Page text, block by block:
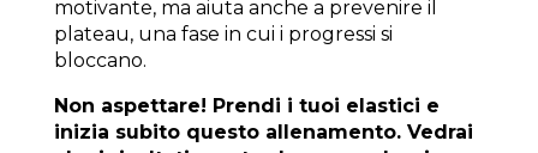
motivante, ma aiuta anche a prevenire il
plateau, una fase in cui i progressi si
bloccano.
Non aspettare! Prendi i tuoi elastici e
inizia subito questo allenamento. Vedrai